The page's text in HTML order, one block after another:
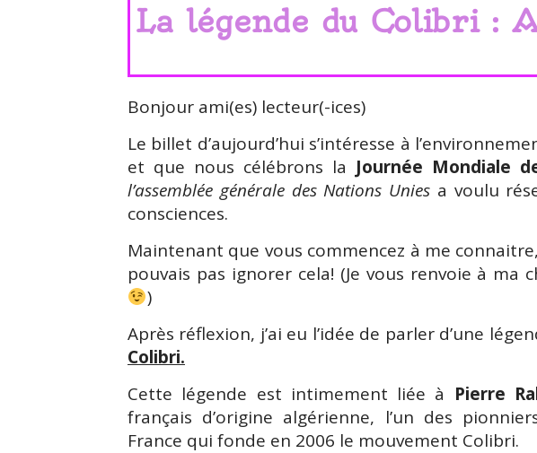
La légende du Colibri :
Bonjour ami(es) lecteur(-ices)
Le billet d’aujourd’hui s’intéresse à
et que nous célébrons la Journée Mondiale
l’assemblée générale des Nations Unies a voulu
consciences.
Maintenant que vous commencez à me
pouvais pas ignorer cela! (Je vous renvoie à ma
)
Après réflexion, j’ai eu l’idée de parler d’une
Colibri.
Cette légende est intimement liée à Pierre
français d’origine algérienne, l’un des
France qui fonde en 2006 le mouvement Colibri.